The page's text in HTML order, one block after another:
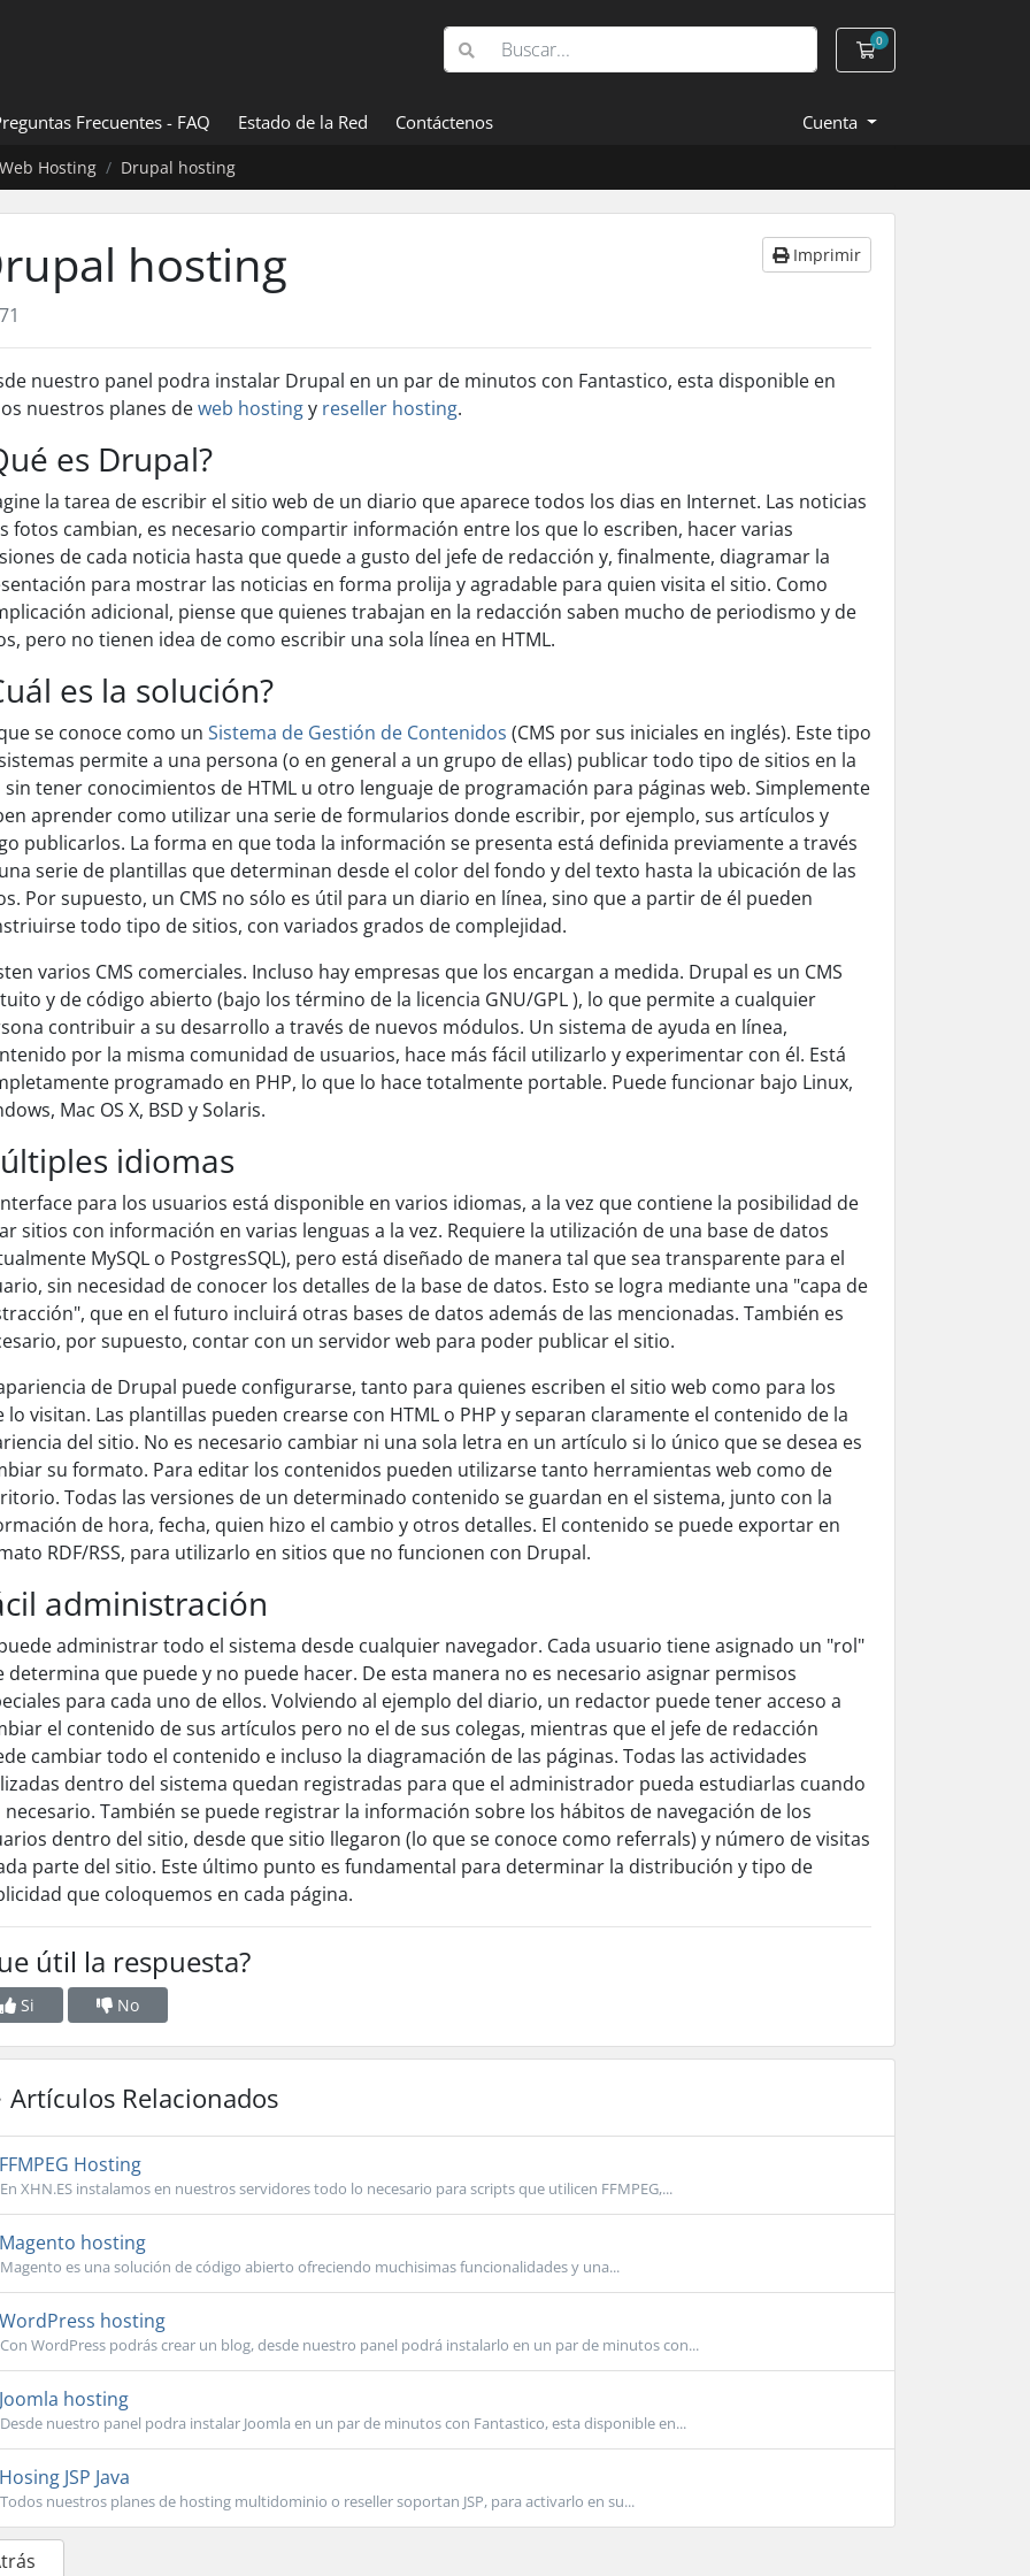
0
Carro de Pedidos
Frecuentes - FAQ Estado de la Red Contáctenos Cuenta
Web Hosting Drupal hosting
hosting Imprimir
71
nuestro panel podra instalar Drupal en un par de minutos con Fantastico, esta disponible en
nuestros planes deweb hostingy reseller hosting.
es Drupal?
la tarea de escribir el sitio web de un diario que aparece todos los dias en Internet. Las noticias
fotos cambian, es necesario compartir información entre los que lo escriben, hacer varias
de cada noticia hasta que quede a gusto del jefe de redacción y, finalmente, diagramar la
para mostrar las noticias en forma prolija y agradable para quien visita el sitio. Como
adicional, piense que quienes trabajan en la redacción saben mucho de periodismo y de
pero no tienen idea de como escribir una sola línea en HTML.
es la solución?
se conoce como un Sistema de Gestión de Contenidos (CMS por sus iniciales en inglés). Este tipo
permite a una persona (o en general a un grupo de ellas) publicar todo tipo de sitios en la
sin tener conocimientos de HTML u otro lenguaje de programación para páginas web. Simplemente
aprender como utilizar una serie de formularios donde escribir, por ejemplo, sus artículos y
publicarlos. La forma en que toda la información se presenta está definida previamente a través
serie de plantillas que determinan desde el color del fondo y del texto hasta la ubicación de las
Por supuesto, un CMS no sólo es útil para un diario en línea, sino que a partir de él pueden
todo tipo de sitios, con variados grados de complejidad.
varios CMS comerciales. Incluso hay empresas que los encargan a medida. Drupal es un CMS
y de código abierto (bajo los término de la licencia GNU/GPL ), lo que permite a cualquier
contribuir a su desarrollo a través de nuevos módulos. Un sistema de ayuda en línea,
por la misma comunidad de usuarios, hace más fácil utilizarlo y experimentar con él. Está
programado en PHP, lo que lo hace totalmente portable. Puede funcionar bajo Linux,
Mac OS X, BSD y Solaris.
idiomas
para los usuarios está disponible en varios idiomas, a la vez que contiene la posibilidad de
sitios con información en varias lenguas a la vez. Requiere la utilización de una base de datos
MySQL o PostgresSQL), pero está diseñado de manera tal que sea transparente para el
sin necesidad de conocer los detalles de la base de datos. Esto se logra mediante una "capa de
que en el futuro incluirá otras bases de datos además de las mencionadas. También es
por supuesto, contar con un servidor web para poder publicar el sitio.
de Drupal puede configurarse, tanto para quienes escriben el sitio web como para los
lo visitan. Las plantillas pueden crearse con HTML o PHP y separan claramente el contenido de la
del sitio. No es necesario cambiar ni una sola letra en un artículo si lo único que se desea es
su formato. Para editar los contenidos pueden utilizarse tanto herramientas web como de
Todas las versiones de un determinado contenido se guardan en el sistema, junto con la
de hora, fecha, quien hizo el cambio y otros detalles. El contenido se puede exportar en
RDF/RSS, para utilizarlo en sitios que no funcionen con Drupal.
administración
administrar todo el sistema desde cualquier navegador. Cada usuario tiene asignado un "rol"
determina que puede y no puede hacer. De esta manera no es necesario asignar permisos
para cada uno de ellos. Volviendo al ejemplo del diario, un redactor puede tener acceso a
el contenido de sus artículos pero no el de sus colegas, mientras que el jefe de redacción
cambiar todo el contenido e incluso la diagramación de las páginas. Todas las actividades
dentro del sistema quedan registradas para que el administrador pueda estudiarlas cuando
necesario. También se puede registrar la información sobre los hábitos de navegación de los
dentro del sitio, desde que sitio llegaron (lo que se conoce como referrals) y número de visitas
parte del sitio. Este último punto es fundamental para determinar la distribución y tipo de
que coloquemos en cada página.
útil la respuesta?
Si No
Artículos Relacionados
Hosting
En XHN.ES instalamos en nuestros servidores todo lo necesario para scripts que utilicen FFMPEG,...
hosting
Magento es una solución de código abierto ofreciendo muchisimas funcionalidades y una...
hosting
Con WordPress podrás crear un blog, desde nuestro panel podrá instalarlo en un par de minutos con...
hosting
Desde nuestro panel podra instalar Joomla en un par de minutos con Fantastico, esta disponible en...
JSP Java
Todos nuestros planes de hosting multidominio o reseller soportan JSP, para activarlo en su...